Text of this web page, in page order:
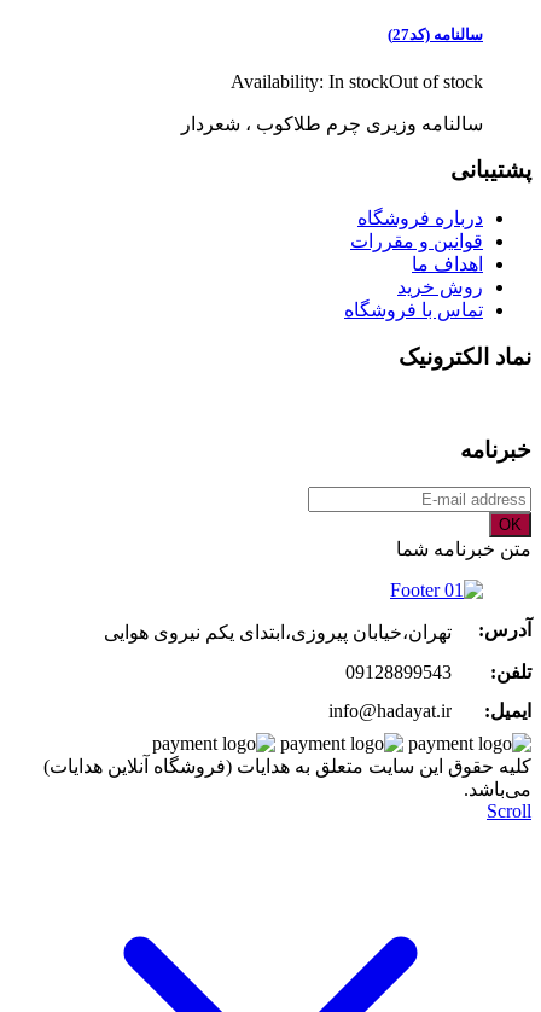
سالنامه (کد27)
Availability: In stockOut of stock
سالنامه وزیری چرم طلاکوب ، شعردار
پشتیبانی
درباره فروشگاه
قوانین و مقررات
اهداف ما
روش خرید
تماس با فروشگاه
نماد الکترونیک
خبرنامه
OK
متن خبرنامه شما
آدرس:
تهران،خیابان پیروزی،ابتدای یکم نیروی هوایی
تلفن:
09128899543
ایمیل:
info@hadayat.ir
کليه حقوق اين سايت متعلق به هدایات (فروشگاه آنلاین هدایات)
می‌باشد.
Scroll